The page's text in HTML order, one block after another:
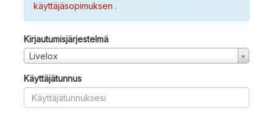
käyttäjäsopimuksen .
Kirjautumisjärjestelmä
Livelox
Käyttäjätunnus